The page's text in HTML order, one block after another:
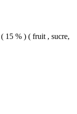
15 % ) ( fruit , sucre,